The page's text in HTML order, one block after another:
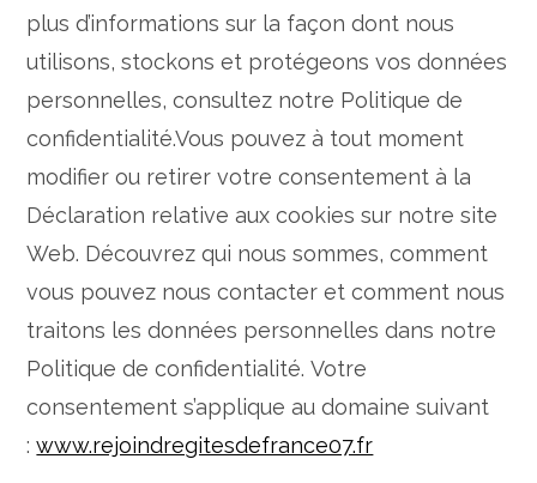
plus d’informations sur la façon dont nous
utilisons, stockons et protégeons vos données
personnelles, consultez notre Politique de
confidentialité.Vous pouvez à tout moment
modifier ou retirer votre consentement à la
Déclaration relative aux cookies sur notre site
Web. Découvrez qui nous sommes, comment
vous pouvez nous contacter et comment nous
traitons les données personnelles dans notre
Politique de confidentialité. Votre
consentement s’applique au domaine suivant
:www.rejoindregitesdefrance07.fr